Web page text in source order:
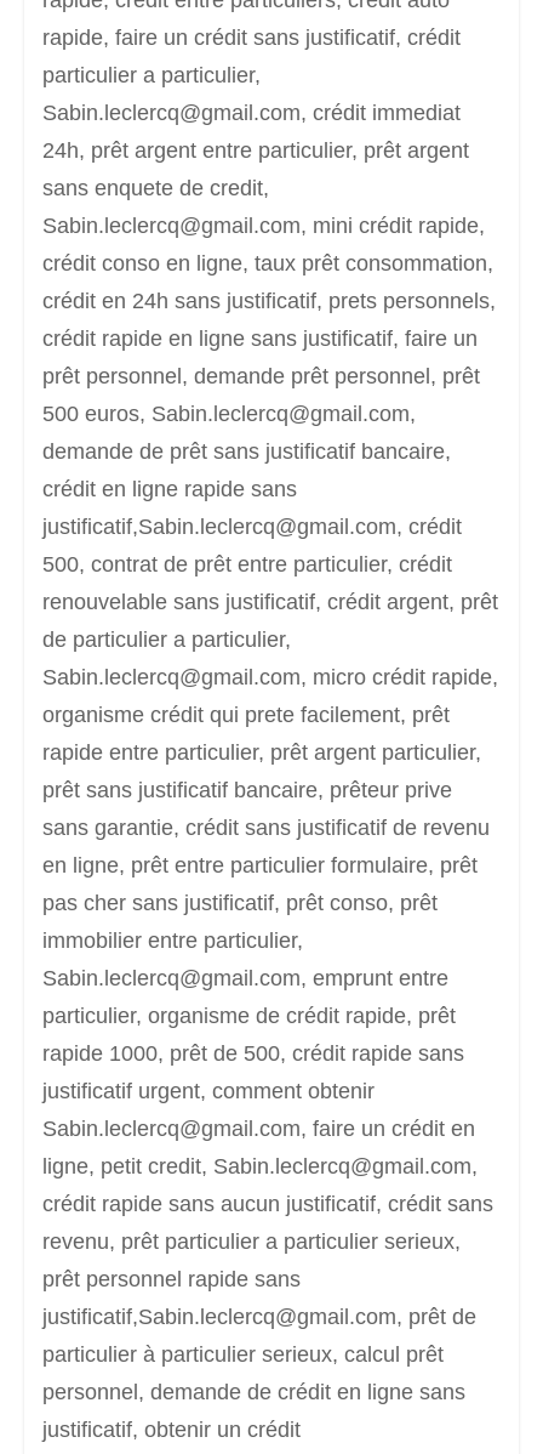
rapide, faire un crédit sans justificatif, crédit
particulier a particulier,
Sabin.leclercq@gmail.com, crédit immediat
24h, prêt argent entre particulier, prêt argent
sans enquete de credit,
Sabin.leclercq@gmail.com, mini crédit rapide,
crédit conso en ligne, taux prêt consommation,
crédit en 24h sans justificatif, prets personnels,
crédit rapide en ligne sans justificatif, faire un
prêt personnel, demande prêt personnel, prêt
500 euros, Sabin.leclercq@gmail.com,
demande de prêt sans justificatif bancaire,
crédit en ligne rapide sans
justificatif,Sabin.leclercq@gmail.com, crédit
500, contrat de prêt entre particulier, crédit
renouvelable sans justificatif, crédit argent, prêt
de particulier a particulier,
Sabin.leclercq@gmail.com, micro crédit rapide,
organisme crédit qui prete facilement, prêt
rapide entre particulier, prêt argent particulier,
prêt sans justificatif bancaire, prêteur prive
sans garantie, crédit sans justificatif de revenu
en ligne, prêt entre particulier formulaire, prêt
pas cher sans justificatif, prêt conso, prêt
immobilier entre particulier,
Sabin.leclercq@gmail.com, emprunt entre
particulier, organisme de crédit rapide, prêt
rapide 1000, prêt de 500, crédit rapide sans
justificatif urgent, comment obtenir
Sabin.leclercq@gmail.com, faire un crédit en
ligne, petit credit, Sabin.leclercq@gmail.com,
crédit rapide sans aucun justificatif, crédit sans
revenu, prêt particulier a particulier serieux,
prêt personnel rapide sans
justificatif,Sabin.leclercq@gmail.com, prêt de
particulier à particulier serieux, calcul prêt
personnel, demande de crédit en ligne sans
justificatif, obtenir un crédit